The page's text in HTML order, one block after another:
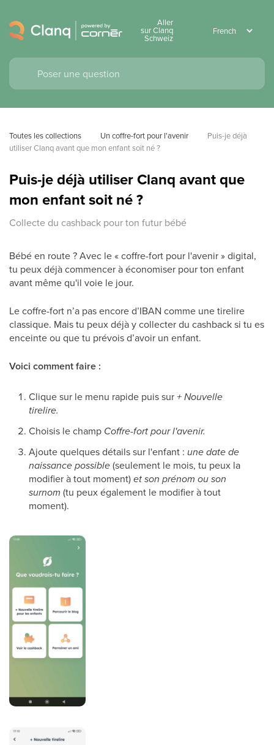
Aller
sur Clanq
Schweiz
Toutes les collections Un coffre-fort pour l'avenir
Puis-je déjà
utiliser Clanq avant que mon enfant soit né ?
Puis-je déjà utiliser Clanq avant que
mon enfant soit né ?
Collecte du cashback pour ton futur bébé
Bébé en route ? Avec le « coffre-fort pour l'avenir » digital,
tu peux déjà commencer à économiser pour ton enfant
avant même qu'il voie le jour.
Le coffre-fort n’a pas encore d’IBAN comme une tirelire
classique. Mais tu peux déjà y collecter du cashback si tu es
enceinte ou que tu prévois d’avoir un enfant.
Voici comment faire :
Clique sur le menu rapide puis sur+Nouvelle
tirelire.
Choisis le champ Coffre-fort pour l'avenir.
Ajoute quelques détails sur l'enfant : une date de
naissance possible(seulement le mois, tu peux la
modifier à tout moment)et son prénom ou son
surnom (tu peux également le modifier à tout
moment).